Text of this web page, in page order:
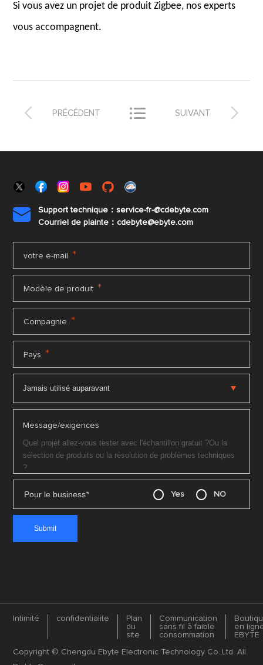
Si vous avez un projet de produit Zigbee, nos experts
vous accompagnent.
 PRÉCÉDENT  
SUIVANT

Support technique：service-fr-@cdebyte.com
Courriel de plainte：cdebyte@ebyte.com
votre e-mail *
Modèle de produit *
Compagnie *
Pays *
Message/exigences
Pour le business* Yes NO
Intimité confidentialite
Plan
du
site
Communication
sans fil à faible
consommation
en
EBYTE
Copyright © Chengdu Ebyte Electronic Technology Co.,Ltd. All